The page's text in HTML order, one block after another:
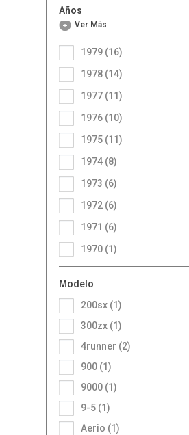
Modelo
200sx (1)
300zx (1)
4runner (2)
900 (1)
9000 (1)
9-5 (1)
Aerio (1)
Años
1970 (1)
1971 (6)
1972 (6)
1973 (6)
1974 (8)
1975 (11)
1976 (10)
1977 (11)
1978 (14)
1979 (16)
Ver Más